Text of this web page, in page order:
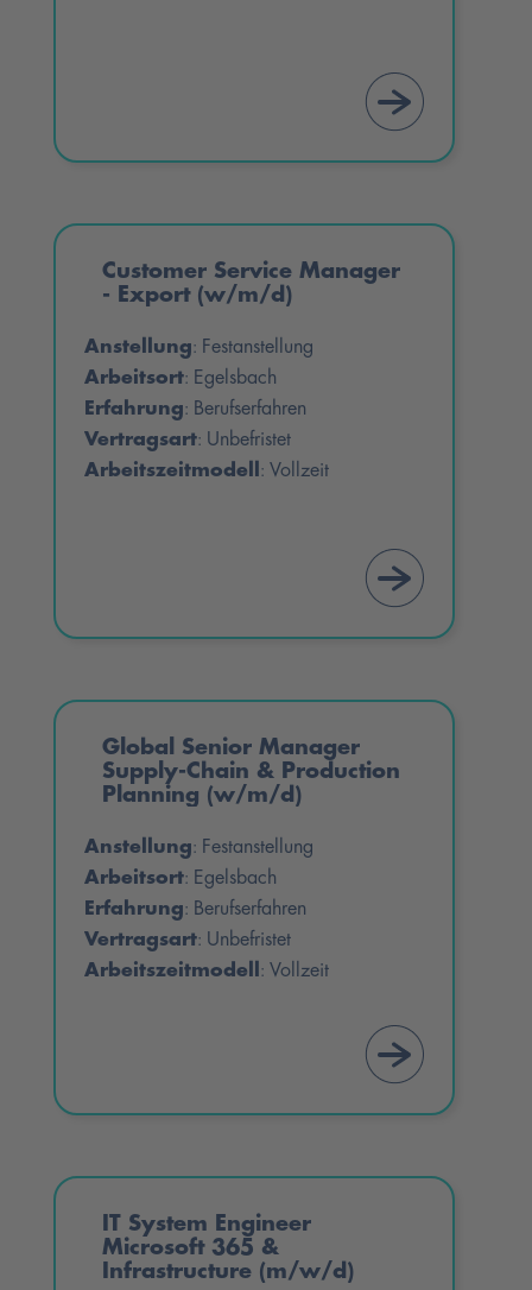
Customer Service Manager
- Export (w/m/d)
Anstellung: Festanstellung
Arbeitsort: Egelsbach
Erfahrung: Berufserfahren
Vertragsart: Unbefristet
Arbeitszeitmodell
: Vollzeit
Global Senior Manager
Supply-Chain & Production
Planning (w/m/d)
Anstellung: Festanstellung
Arbeitsort: Egelsbach
Erfahrung: Berufserfahren
Vertragsart: Unbefristet
Arbeitszeitmodell
: Vollzeit
IT System Engineer
Microsoft 365 &
Infrastructure (m/w/d)